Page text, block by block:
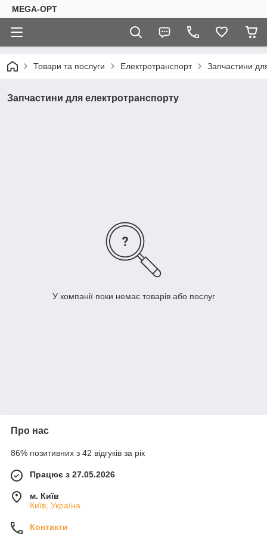
MEGA-OPT
Товари та послуги Електротранспорт Запчастини
Запчастини для електротранспорту
У компанії поки немає товарів або послуг
Про нас
86% позитивних з 42 відгуків за рік
Працює з 27.05.2026
м. Київ
Київ, Україна
Контакти